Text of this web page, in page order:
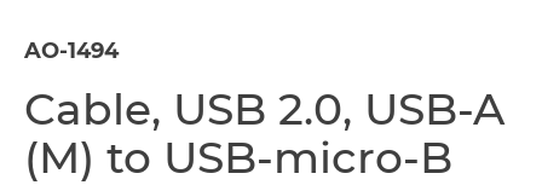
AO-1494
Cable, USB 2.0, USB-A
(M) to USB-micro-B